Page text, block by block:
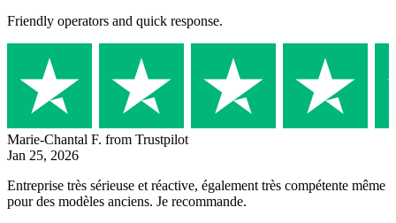
Friendly operators and quick response.
Marie-Chantal F. from Trustpilot
Jan 25, 2026
Entreprise très sérieuse et réactive, également très compétente même
pour des modèles anciens. Je recommande.